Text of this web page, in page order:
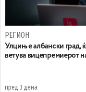
РЕГИОН
Улцињ е албански град,
ветува вицепремиерот
пред 3 дена